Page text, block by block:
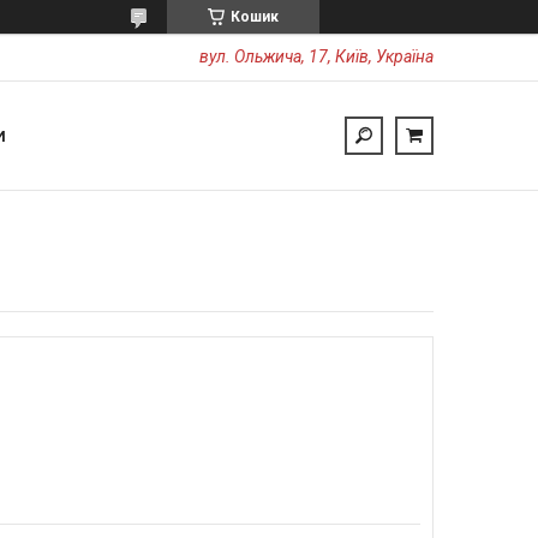
Кошик
вул. Ольжича, 17, Київ, Україна